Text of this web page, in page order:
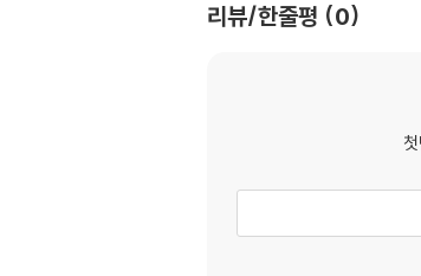
리뷰/한줄평 0